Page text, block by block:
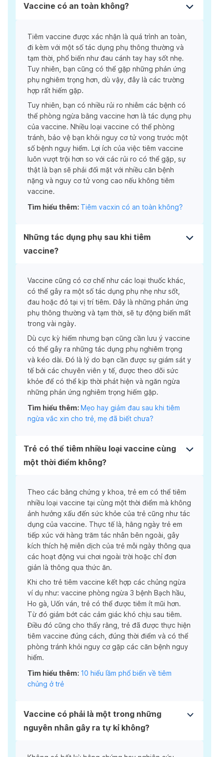
Vaccine có an toàn không?
Tiêm vaccine được xác nhận là quá trình an toàn,
đi kèm với một số tác dụng phụ thông thường và
tạm thời, phổ biến như đau cánh tay hay sốt nhẹ.
Tuy nhiên, bạn cũng có thể gặp những phản ứng
phụ nghiêm trọng hơn, dù vậy, đây là các trường
hợp rất hiếm gặp.
Tuy nhiên, bạn có nhiều rủi ro nhiễm các bệnh có
thể phòng ngừa bằng vaccine hơn là tác dụng phụ
của vaccine. Nhiều loại vaccine có thể phòng
tránh, bảo vệ bạn khỏi nguy cơ tử vong trước một
số bệnh nguy hiểm. Lợi ích của việc tiêm vaccine
luôn vượt trội hơn so với các rủi ro có thể gặp, sự
thật là bạn sẽ phải đối mặt với nhiều căn bệnh
nặng và nguy cơ tử vong cao nếu không tiêm
vaccine.
Tìm hiểu thêm: Tiêm vacxin có an toàn không?
Những tác dụng phụ sau khi tiêm
vaccine?
Vaccine cũng có cơ chế như các loại thuốc khác,
có thể gây ra một số tác dụng phụ nhẹ như sốt,
đau hoặc đỏ tại vị trí tiêm. Đây là những phản ứng
phụ thông thường và tạm thời, sẽ tự động biến mất
trong vài ngày.
Dù cực kỳ hiếm nhưng bạn cũng cần lưu ý vaccine
có thể gây ra những tác dụng phụ nghiêm trọng
và kéo dài. Đó là lý do bạn cần được sự giám sát y
tế bởi các chuyên viên y tế, được theo dõi sức
khỏe để có thể kịp thời phát hiện và ngăn ngừa
những phản ứng nghiêm trọng hiếm gặp.
Tìm hiểu thêm: Mẹo hay giảm đau sau khi tiêm
ngừa vắc xin cho trẻ, mẹ đã biết chưa?
Trẻ có thể tiêm nhiều loại vaccine cùng
một thời điểm không?
Theo các bằng chứng y khoa, trẻ em có thể tiêm
nhiều loại vaccine tại cùng một thời điểm mà không
ảnh hưởng xấu đến sức khỏe của trẻ cũng như tác
dụng của vaccine. Thực tế là, hằng ngày trẻ em
tiếp xúc với hàng trăm tác nhân bên ngoài, gây
kích thích hệ miễn dịch của trẻ mỗi ngày thông qua
các hoạt động vui chơi ngoài trời hoặc chỉ đơn
giản là thông qua thức ăn.
Khi cho trẻ tiêm vaccine kết hợp các chủng ngừa
ví dụ như: vaccine phòng ngừa 3 bệnh Bạch hầu,
Ho gà, Uốn ván, trẻ có thể được tiêm ít mũi hơn.
Từ đó giảm bớt các cảm giác khó chịu sau tiêm.
Điều đó cũng cho thấy rằng, trẻ đã được thực hiện
tiêm vaccine đúng cách, đúng thời điểm và có thể
phòng tránh khỏi nguy cơ gặp các căn bệnh nguy
hiểm.
Tìm hiểu thêm: 10 hiểu lầm phổ biến về tiêm
chủng ở trẻ
Vaccine có phải là một trong những
nguyên nhân gây ra tự kỉ không?